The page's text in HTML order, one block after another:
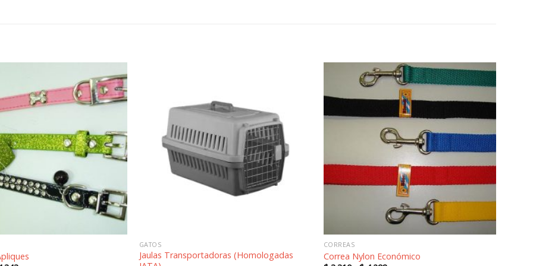
lista de
deseos
lista de
deseos
GATOS
Jaulas Transportadoras (Homologadas
Añadir
lista de
deseos
CORREAS
Correa Nylon Económico